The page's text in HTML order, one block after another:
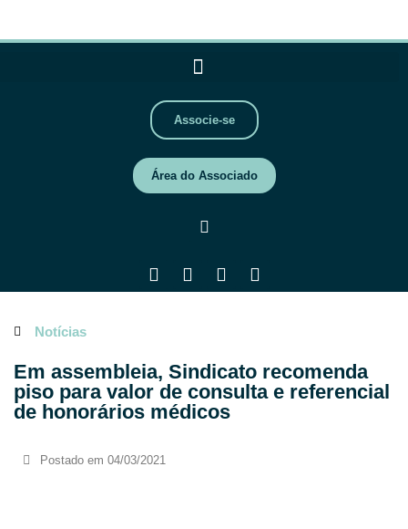
Associe-se
Área do Associado
Notícias
Em assembleia, Sindicato recomenda
piso para valor de consulta e referencial
de honorários médicos
Postado em 04/03/2021